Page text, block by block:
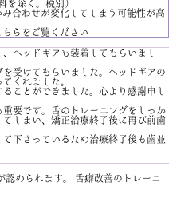
を除く。税別）
合わせが変化してしまう可能性が高
ちら をご覧ください
ヘッドギアも装着してもらいまし
受けてもらいました。ヘッドギアの
くれました。
ことができました。心より感謝申し
重要です。舌のトレーニングをしっか
しまい、矯正治療終了後に再び前歯
下さっているため治療終了後も歯並
認められます。 舌癖改善のトレーニ